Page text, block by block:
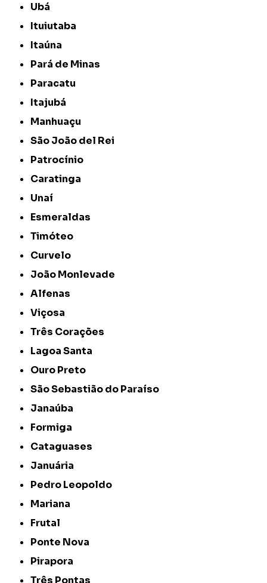
Ubá
Ituiutaba
Itaúna
Pará de Minas
Paracatu
Itajubá
Manhuaçu
São João del Rei
Patrocínio
Caratinga
Unaí
Esmeraldas
Timóteo
Curvelo
João Monlevade
Alfenas
Viçosa
Três Corações
Lagoa Santa
Ouro Preto
São Sebastião do Paraíso
Janaúba
Formiga
Cataguases
Januária
Pedro Leopoldo
Mariana
Frutal
Ponte Nova
Pirapora
Três Pontas